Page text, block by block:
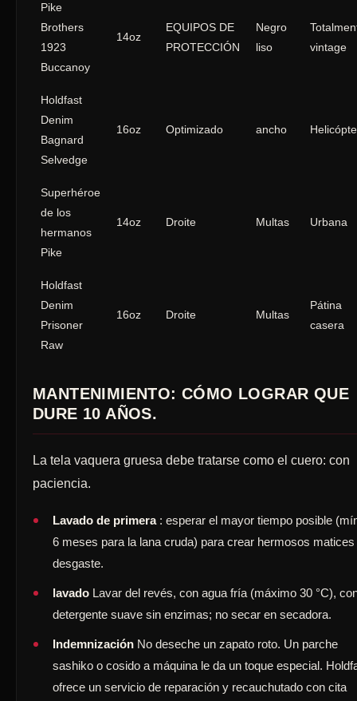
Pike
Brothers
1923
Buccanoy
14oz
EQUIPOS DE
PROTECCIÓN
Negro
liso
vintage
Holdfast
Denim
Bagnard
Selvedge
16oz Optimizado ancho
Superhéroe
de los
hermanos
Pike
14oz Droite Multas Urbana
Holdfast
Denim
Prisoner
Raw
16oz Droite Multas
Pátina
casera
MANTENIMIENTO: CÓMO LOGRAR QUE
DURE 10 AÑOS.
La tela vaquera gruesa debe tratarse como el cuero: con
paciencia.
Lavado de primera: esperar el mayor tiempo posible
6 meses para la lana cruda) para crear hermosos matices
desgaste.
lavado Lavar del revés, con agua fría (máximo 30 °C),
detergente suave sin enzimas; no secar en secadora.
Indemnización No deseche un zapato roto. Un parche
sashiko o cosido a máquina le da un toque especial.
ofrece un servicio de reparación y recauchutado con cita